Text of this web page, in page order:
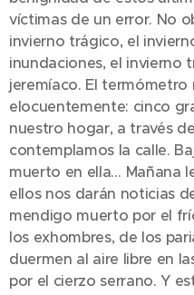
víctimas de un error. No
invierno trágico, el
inundaciones, el invierno
jeremíaco. El termómetro
elocuentemente: cinco
nuestro hogar, a través
contemplamos la calle.
muerto en ella… Mañana
ellos nos darán noticias
mendigo muerto por el
los exhombres, de los
duermen al aire libre en
por el cierzo serrano. Y